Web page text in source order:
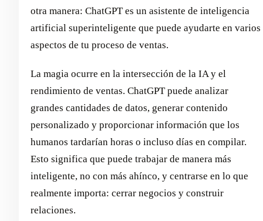
otra manera: ChatGPT es un asistente de inteligencia
artificial superinteligente que puede ayudarte en varios
aspectos de tu proceso de ventas.
La magia ocurre en la intersección de la IA y el
rendimiento de ventas. ChatGPT puede analizar
grandes cantidades de datos, generar contenido
personalizado y proporcionar información que los
humanos tardarían horas o incluso días en compilar.
Esto significa que puede trabajar de manera más
inteligente, no con más ahínco, y centrarse en lo que
realmente importa: cerrar negocios y construir
relaciones.